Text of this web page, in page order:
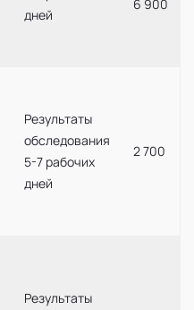
дней
6 900
Результаты
обследования
5-7 рабочих
дней
2 700
Результаты